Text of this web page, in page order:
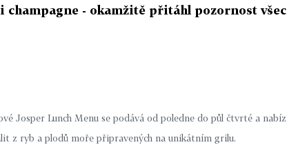
champagne - okamžitě přitáhl pozornost
Josper Lunch Menu se podává od poledne do půl čtvrté a
z ryb a plodů moře připravených na unikátním grilu.